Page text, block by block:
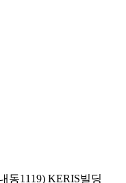
동1119) KERIS빌딩